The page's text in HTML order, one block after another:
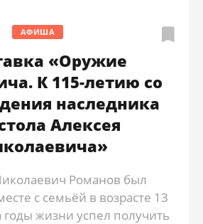
АФИША
«Оружие
К 115-летию со
наследника
Алексея
Романов был
с семьёй в возрасте 13
годы жизни успел получить